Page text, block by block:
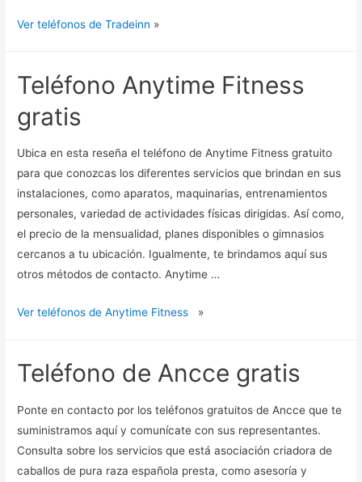
Ver teléfonos de Tradeinn »
Teléfono Anytime Fitness
gratis
Ubica en esta reseña el teléfono de Anytime Fitness gratuito
para que conozcas los diferentes servicios que brindan en sus
instalaciones, como aparatos, maquinarias, entrenamientos
personales, variedad de actividades físicas dirigidas. Así como,
el precio de la mensualidad, planes disponibles o gimnasios
cercanos a tu ubicación. Igualmente, te brindamos aquí sus
otros métodos de contacto. Anytime …
Ver teléfonos de Anytime Fitness »
Teléfono de Ancce gratis
Ponte en contacto por los teléfonos gratuitos de Ancce que te
suministramos aquí y comunícate con sus representantes.
Consulta sobre los servicios que está asociación criadora de
caballos de pura raza española presta, como asesoría y